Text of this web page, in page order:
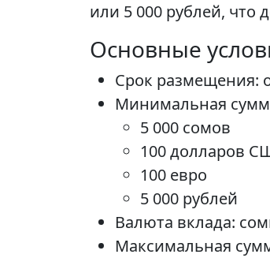
или 5 000 рублей, что
Основные
Срок размещения:
Минимальная
5 000 сомов
100 долларов
100 евро
5 000 рублей
Валюта вклада:
Максимальная